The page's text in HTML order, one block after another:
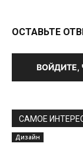
ОСТАВЬТЕ
ВОЙДИТЕ,
САМОЕ
Дизайн